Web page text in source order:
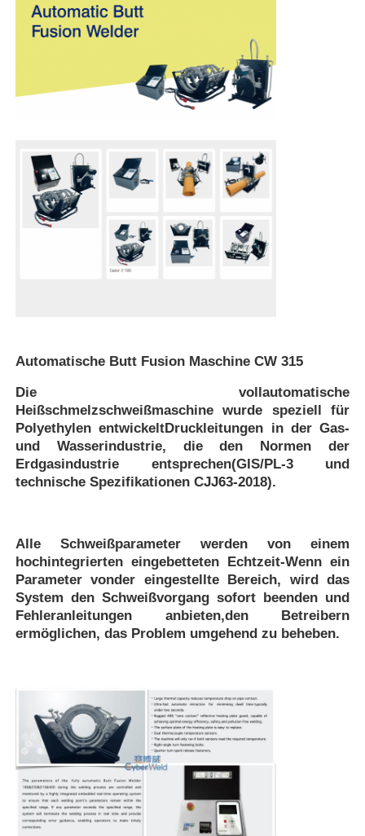
Startseite
Produkte
Fabrik Tour
Qualitätskontrolle
Kontakt
Automatische Butt Fusion Maschine CW 315
Die vollautomatische
Heißschmelzschweißmaschine wurde speziell für
Polyethylen entwickeltDruckleitungen in der Gas-
und Wasserindustrie, die den Normen der
Erdgasindustrie entsprechen(GIS/PL-3 und
technische Spezifikationen CJJ63-2018).
Alle Schweißparameter werden von einem
hochintegrierten eingebetteten Echtzeit-Wenn ein
Parameter vonder eingestellte Bereich, wird das
System den Schweißvorgang sofort beenden und
Fehleranleitungen anbieten,den Betreibern
ermöglichen, das Problem umgehend zu beheben.